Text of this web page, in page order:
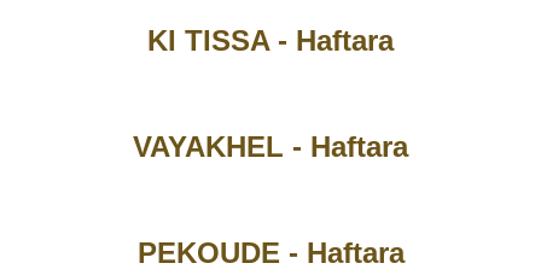
KI TISSA - Haftara
VAYAKHEL - Haftara
PEKOUDE - Haftara